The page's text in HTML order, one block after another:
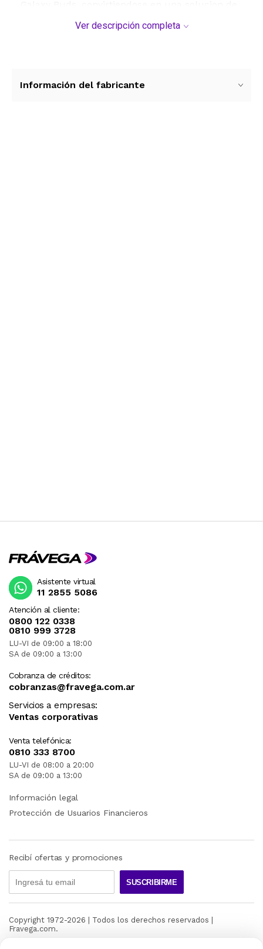
contra sobretensiones, control de temperatura
Ver descripción completa
Información del fabricante
Atención al cliente:
0800 122 0338
0810 999 3728
LU-VI de 09:00 a 18:00
SA de 09:00 a 13:00
Cobranza de créditos:
cobranzas@fravega.com.ar
Servicios a empresas:
Ventas corporativas
Venta telefónica:
0810 333 8700
LU-VI de 08:00 a 20:00
SA de 09:00 a 13:00
Asistente virtual
11 2855 5086
Información legal
Protección de Usuarios Financieros
Recibí ofertas y promociones
SUSCRIBIRME
Copyright 1972-2026 | Todos los derechos reservados |
Fravega.com.